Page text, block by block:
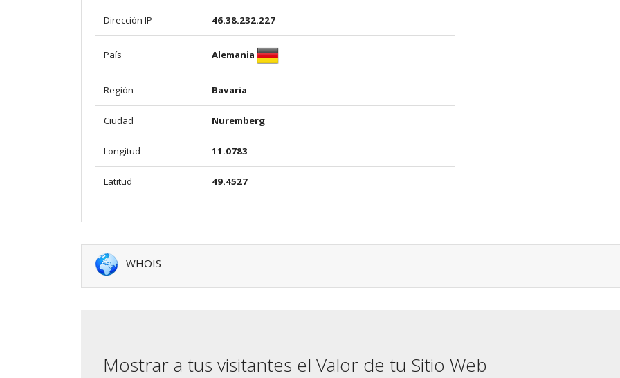
Dirección IP 46.38.232.227
País Alemania
Región Bavaria
Ciudad Nuremberg
Longitud 11.0783
Latitud 49.4527
WHOIS
Mostrar a tus visitantes el Valor de tu Sitio Web